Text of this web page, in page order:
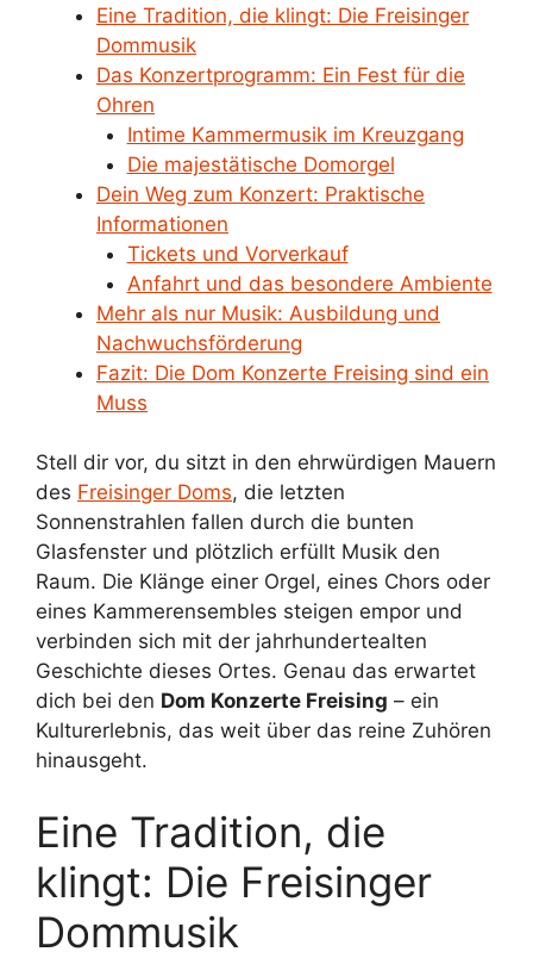
Eine Tradition, die klingt: Die Freisinger
Dommusik
Das Konzertprogramm: Ein Fest für die
Ohren
Intime Kammermusik im Kreuzgang
Die majestätische Domorgel
Dein Weg zum Konzert: Praktische
Informationen
Tickets und Vorverkauf
Anfahrt und das besondere Ambiente
Mehr als nur Musik: Ausbildung und
Nachwuchsförderung
Fazit: Die Dom Konzerte Freising sind ein
Muss
Stell dir vor, du sitzt in den ehrwürdigen Mauern
des Freisinger Doms, die letzten
Sonnenstrahlen fallen durch die bunten
Glasfenster und plötzlich erfüllt Musik den
Raum. Die Klänge einer Orgel, eines Chors oder
eines Kammerensembles steigen empor und
verbinden sich mit der jahrhundertealten
Geschichte dieses Ortes. Genau das erwartet
dich bei den Dom Konzerte Freising – ein
Kulturerlebnis, das weit über das reine Zuhören
hinausgeht.
Eine Tradition, die
klingt: Die Freisinger
Dommusik